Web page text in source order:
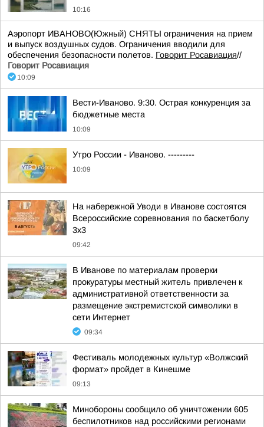
10:16
Аэропорт ИВАНОВО(Южный) СНЯТЫ ограничения на прием
и выпуск воздушных судов. Ограничения вводили для
обеспечения безопасности полетов. Говорит Росавиация//
Говорит Росавиация
10:09
Вести-Иваново. 9:30. Острая конкуренция за
бюджетные места
10:09
Утро России - Иваново. ---------
10:09
На набережной Уводи в Иванове состоятся
Всероссийские соревнования по баскетболу
3x3
09:42
В Иванове по материалам проверки
прокуратуры местный житель привлечен к
административной ответственности за
размещение экстремистской символики в
сети Интернет
09:34
Фестиваль молодежных культур «Волжский
формат» пройдет в Кинешме
09:13
Минобороны сообщило об уничтожении 605
беспилотников над российскими регионами